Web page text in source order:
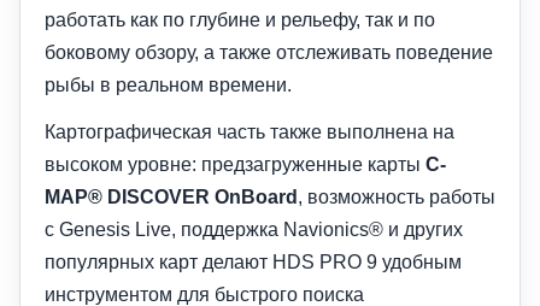
работать как по глубине и рельефу, так и по
боковому обзору, а также отслеживать поведение
рыбы в реальном времени.
Картографическая часть также выполнена на
высоком уровне: предзагруженные карты C-
MAP® DISCOVER OnBoard , возможность работы
с Genesis Live, поддержка Navionics® и других
популярных карт делают HDS PRO 9 удобным
инструментом для быстрого поиска